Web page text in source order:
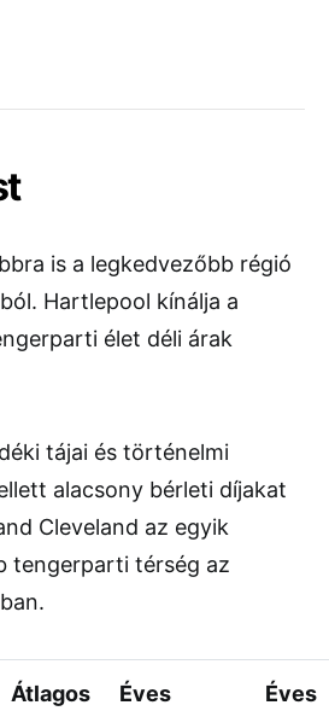
is a legkedvezőbb régió
Hartlepool kínálja a
élet déli árak
tájai és történelmi
alacsony bérleti díjakat
Cleveland az egyik
tengerparti térség az
Átlagos
Éves
Éves